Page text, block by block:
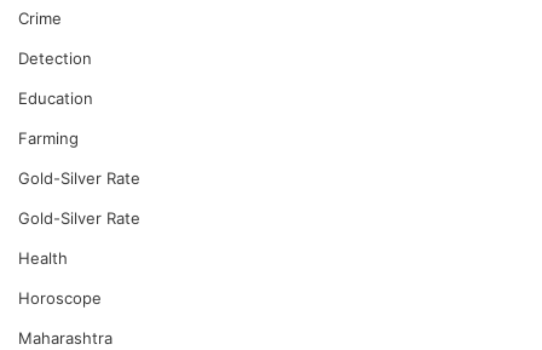
Crime
Detection
Education
Farming
Gold-Silver Rate
Gold-Silver Rate
Health
Horoscope
Maharashtra